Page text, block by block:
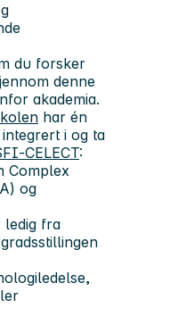
du forsker
denne
akademia.
har én
i og ta
:
Complex
og
ledig fra